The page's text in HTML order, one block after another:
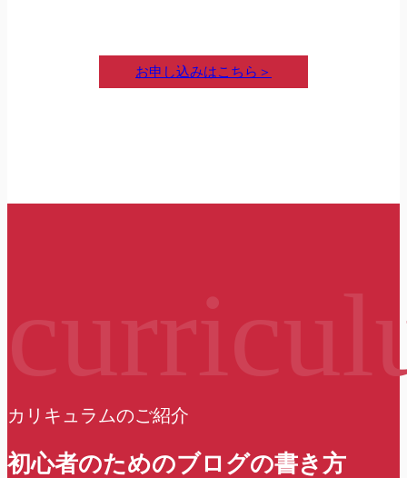
お申し込みはこちら＞
カリキュラムのご紹介
初心者のためのブログの書き方